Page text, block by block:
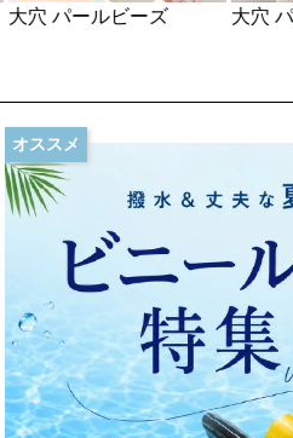
大穴 パールビーズ 大穴 パ
オススメ